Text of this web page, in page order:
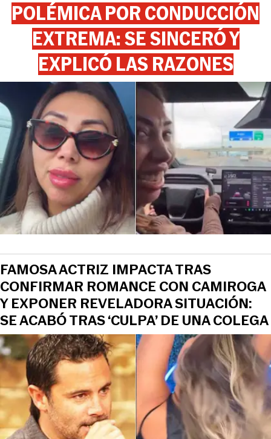
POLÉMICA POR CONDUCCIÓN
EXTREMA: SE SINCERÓ Y
EXPLICÓ LAS RAZONES
FAMOSA ACTRIZ IMPACTA TRAS
CONFIRMAR ROMANCE CON CAMIROGA
Y EXPONER REVELADORA SITUACIÓN:
SE ACABÓ TRAS ‘CULPA’ DE UNA COLEGA